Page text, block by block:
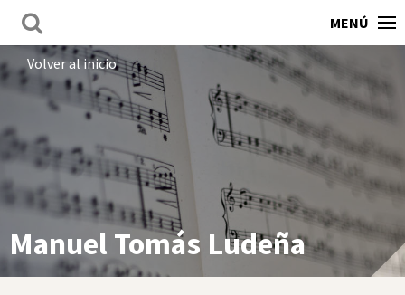
MENÚ
Volver al inicio
Manuel Tomás Ludeña